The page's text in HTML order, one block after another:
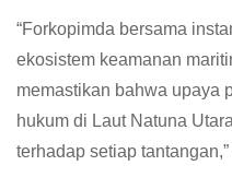
“Forkopimda bersama
ekosistem keamanan
memastikan bahwa upaya
hukum di Laut Natuna
terhadap setiap